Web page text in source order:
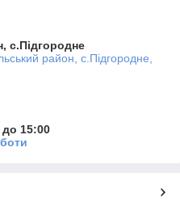
с.Підгородне
район, с.Підгородне,
до 15:00